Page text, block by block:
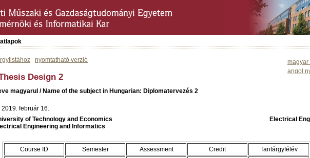
magyar
angol
nyomtatható verzió
Design 2
magyarul / Name of the subject in Hungarian: Diplomatervezés 2
2019. február 16.
of Technology and Economics
Engineering and Informatics
Electrical
Course ID Semester Assessment Credit
Tantárgyfélév